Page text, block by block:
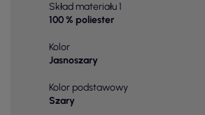
Skład materiału 1
100 % poliester
Kolor
Jasnoszary
Kolor podstawowy
Szary